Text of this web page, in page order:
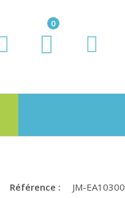
0
Référence : JM-EA10300